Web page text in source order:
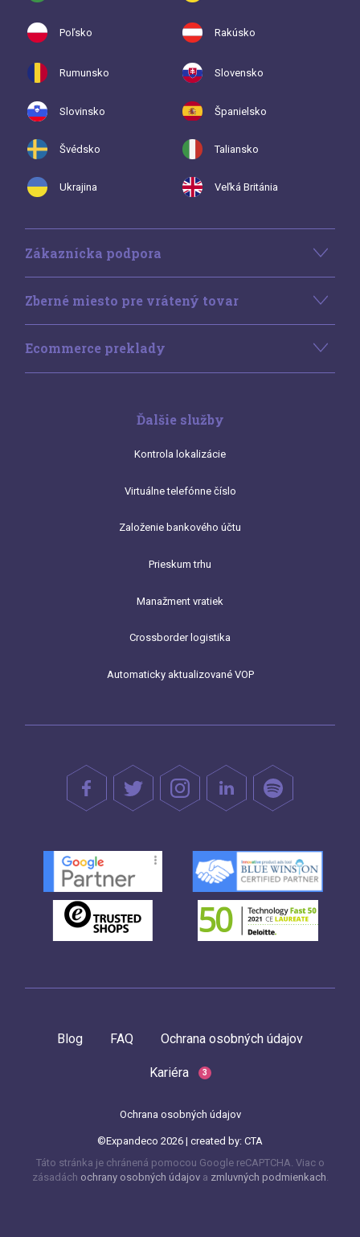
Poľsko Rakúsko
Rumunsko Slovensko
Slovinsko Španielsko
Švédsko Taliansko
Ukrajina Veľká Británia
Zákaznícka podpora
Zberné miesto pre vrátený tovar
Ecommerce preklady
Ďalšie služby
Kontrola lokalizácie
Virtuálne telefónne číslo
Založenie bankového účtu
Prieskum trhu
Manažment vratiek
Crossborder logistika
Automaticky aktualizované VOP
Blog FAQ Ochrana osobných údajov
Kariéra 3
Ochrana osobných údajov
©Expandeco 2026 | created by: CTA
Táto stránka je chránená pomocou Google reCAPTCHA. Viac o
zásadách ochrany osobných údajova zmluvných podmienkach